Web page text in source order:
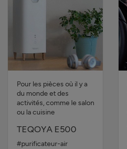
Pour les pièces où il y a
du monde et des
activités, comme le salon
ou la cuisine
TEQOYA E500
#purificateur-air